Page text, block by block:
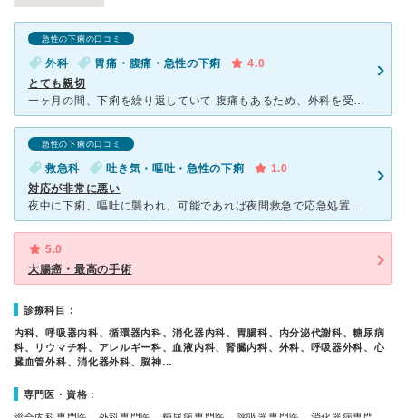
急性の下痢の口コミ
外科 胃痛・腹痛・急性の下痢
4.0
とても親切
一ヶ月の間、下痢を繰り返していて 腹痛もあるため、外科を受診しました。 外来患者さんがたくさん待合室にいたので覚悟してましたが、待ち時間も少なく五分待たずに、問診、血圧、体温計、と案内され、その後
急性の下痢の口コミ
救急科 吐き気・嘔吐・急性の下痢
1.0
対応が非常に悪い
夜中に下痢、嘔吐に襲われ、可能であれば夜間救急で応急処置をできないかと思い、横浜市のホームページの急病時の医療機関案内ページに本病院があったので問い合わせました。 開口一番、担当者がめんどくさそうな
5.0
大腸癌・最高の手術
診療科目：
内科、呼吸器内科、循環器内科、消化器内科、胃腸科、内分泌代謝科、糖尿病
科、リウマチ科、アレルギー科、血液内科、腎臓内科、外科、呼吸器外科、心
臓血管外科、消化器外科、脳神…
専門医・資格：